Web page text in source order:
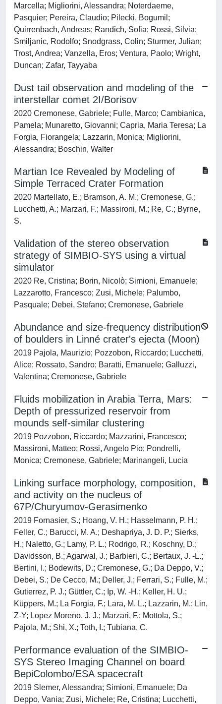
Marcella; Migliorini, Alessandra; Noterdaeme,
Pasquier; Pereira, Claudio; Pilecki, Bogumil;
Quirrenbach, Andreas; Randich, Sofia; Rossi, Silvia;
Smiljanic, Rodolfo; Snodgrass, Colin; Sturmer, Julian;
Trost, Andrea; Vanzella, Eros; Ventura, Paolo; Wright,
Duncan; Zafar, Tayyaba
Dust tail observation and modeling of the
interstellar comet 2I/Borisov
2020 Cremonese, Gabriele; Fulle, Marco; Cambianica,
Pamela; Munaretto, Giovanni; Capria, Maria Teresa; La
Forgia, Fiorangela; Lazzarin, Monica; Migliorini,
Alessandra; Boschin, Walter
Martian Ice Revealed by Modeling of
Simple Terraced Crater Formation
2020 Martellato, E.; Bramson, A. M.; Cremonese, G.;
Lucchetti, A.; Marzari, F.; Massironi, M.; Re, C.; Byrne,
S.
Validation of the stereo observation
strategy of SIMBIO-SYS using a virtual
simulator
2020 Re, Cristina; Borin, Nicolò; Simioni, Emanuele;
Lazzarotto, Francesco; Zusi, Michele; Palumbo,
Pasquale; Debei, Stefano; Cremonese, Gabriele
Abundance and size-frequency distribution
of boulders in Linné crater's ejecta (Moon)
2019 Pajola, Maurizio; Pozzobon, Riccardo; Lucchetti,
Alice; Rossato, Sandro; Baratti, Emanuele; Galluzzi,
Valentina; Cremonese, Gabriele
Fluids mobilization in Arabia Terra, Mars:
Depth of pressurized reservoir from
mounds self-similar clustering
2019 Pozzobon, Riccardo; Mazzarini, Francesco;
Massironi, Matteo; Rossi, Angelo Pio; Pondrelli,
Monica; Cremonese, Gabriele; Marinangeli, Lucia
Linking surface morphology, composition,
and activity on the nucleus of
67P/Churyumov-Gerasimenko
2019 Fornasier, S.; Hoang, V. H.; Hasselmann, P. H.;
Feller, C.; Barucci, M. A.; Deshapriya, J. D. P.; Sierks,
H.; Naletto, G.; Lamy, P. L.; Rodrigo, R.; Koschny, D.;
Davidsson, B.; Agarwal, J.; Barbieri, C.; Bertaux, J. -L.;
Bertini, I.; Bodewits, D.; Cremonese, G.; Da Deppo, V.;
Debei, S.; De Cecco, M.; Deller, J.; Ferrari, S.; Fulle, M.;
Gutierrez, P. J.; Güttler, C.; Ip, W. -H.; Keller, H. U.;
Küppers, M.; La Forgia, F.; Lara, M. L.; Lazzarin, M.; Lin,
Z-Y; Lopez Moreno, J. J.; Marzari, F.; Mottola, S.;
Pajola, M.; Shi, X.; Toth, I.; Tubiana, C.
Performance evaluation of the SIMBIO-
SYS Stereo Imaging Channel on board
BepiColombo/ESA spacecraft
2019 Slemer, Alessandra; Simioni, Emanuele; Da
Deppo, Vania; Zusi, Michele; Re, Cristina; Lucchetti,